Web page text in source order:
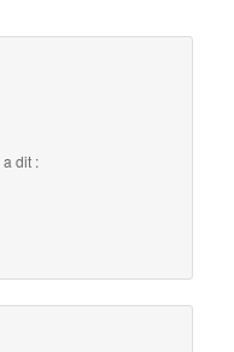
a dit :